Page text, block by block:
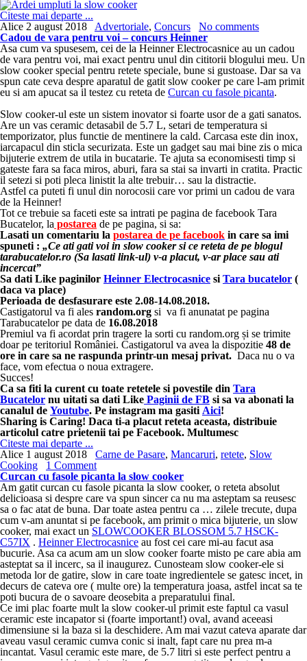
Citeste mai departe ...
Alice 2 august 2018 Advertoriale, Concurs
No comments
Cadou de vara pentru voi – concurs Heinner
Asa cum va spusesem, cei de la Heinner Electrocasnice au un cadou
de vara pentru voi, mai exact pentru unul din cititorii blogului meu. Un
slow cooker special pentru retete speciale, bune si gustoase. Dar sa va
spun cate ceva despre aparatul de gatit slow cooker pe care l-am primit
eu si am apucat sa il testez cu reteta de Curcan cu fasole picanta.
Slow cooker-ul este un sistem inovator si foarte usor de a gati sanatos.
Are un vas ceramic detasabil de 5.7 L, setari de temperatura si
temporizator, plus functie de mentinere la cald. Carcasa este din inox,
iarcapacul din sticla securizata. Este un gadget sau mai bine zis o mica
bijuterie extrem de utila in bucatarie. Te ajuta sa economisesti timp si
gateste fara sa faca miros, aburi, fara sa stai sa invarti in cratita. Practic
il setezi si poti pleca linistit la alte trebuir… sau la distractie.
Astfel ca puteti fi unul din norocosii care vor primi un cadou de vara
de la Heinner!
Tot ce trebuie sa faceti este sa intrati pe pagina de facebook Tara
Bucatelor, la postarea de pe pagina, si sa:
Lasati un comentariu la postarea de pe facebook in care sa imi
spuneti : „Ce ati gati voi in slow cooker si ce reteta de pe blogul
tarabucatelor.ro (Sa lasati link-ul) v-a placut, v-ar place sau ati
incercat”
Sa dati Like paginilor Heinner Electrocasnice si Tara bucatelor (
daca va place)
Perioada de desfasurare este 2.08-14.08.2018.
Castigatorul va fi ales random.org si va fi anunatat pe pagina
Tarabucatelor pe data de 16.08.2018
Premiul va fi acordat prin tragere la sorti cu random.org și se trimite
doar pe teritoriul României. Castigatorul va avea la dispozitie 48 de
ore in care sa ne raspunda printr-un mesaj privat. Daca nu o va
face, vom efectua o noua extragere.
Succes!
Ca sa fiti la curent cu toate retetele si povestile din Tara
Bucatelor nu uitati sa dati Like Paginii de FB si sa va abonati la
canalul de Youtube. Pe instagram ma gasiti Aici!
Sharing is Caring! Daca ti-a placut reteta aceasta, distribuie
articolul catre prietenii tai pe Facebook. Multumesc
Citeste mai departe ...
Alice 1 august 2018 Carne de Pasare, Mancaruri, retete, Slow
Cooking
1 Comment
Curcan cu fasole picanta la slow cooker
Am gatit curcan cu fasole picanta la slow cooker, o reteta absolut
delicioasa si despre care va spun sincer ca nu ma asteptam sa reusesc
sa o fac atat de buna. Dar toate astea pentru ca … zilele trecute, dupa
cum v-am anuntat si pe facebook, am primit o mica bijuterie, un slow
cooker, mai exact un SLOWCOOKER BLOSSOM 5.7 HSCK-
C57IX . Heinner Electrocasnice au fost cei care mi-au facut asa
bucurie. Asa ca acum am un slow cooker foarte misto pe care abia am
asteptat sa il incerc, sa il inaugurez. Cunosteam slow cooker-ele si
metoda lor de gatire, slow in care toate ingredientele se gatesc incet, in
decurs de cateva ore ( multe ore) la temperatura joasa, astfel incat sa te
poti bucura de o savoare deosebita a preparatului final.
Ce imi plac foarte mult la slow cooker-ul primit este faptul ca vasul
ceramic este incapator si (foarte important!) oval, avand aceeasi
dimensiune si la baza si la deschidere. Am mai vazut cateva aparate dar
aveau vasul ceramic cumva conic si inalt, fapt care nu prea m-a
incantat. Vasul ceramic este mare, de 5.7 litri si este perfect pentru a